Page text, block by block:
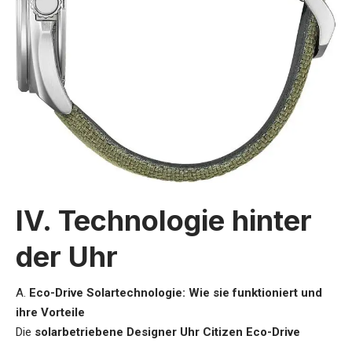
IV. Technologie hinter
der Uhr
A. Eco-Drive Solartechnologie: Wie sie funktioniert und
ihre Vorteile
Die solarbetriebene Designer Uhr Citizen Eco-Drive